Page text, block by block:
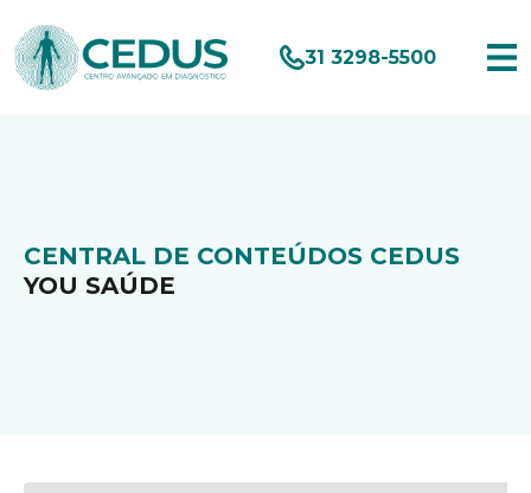
31 3298-5500
CENTRAL DE CONTEÚDOS CEDUS
YOU SAÚDE